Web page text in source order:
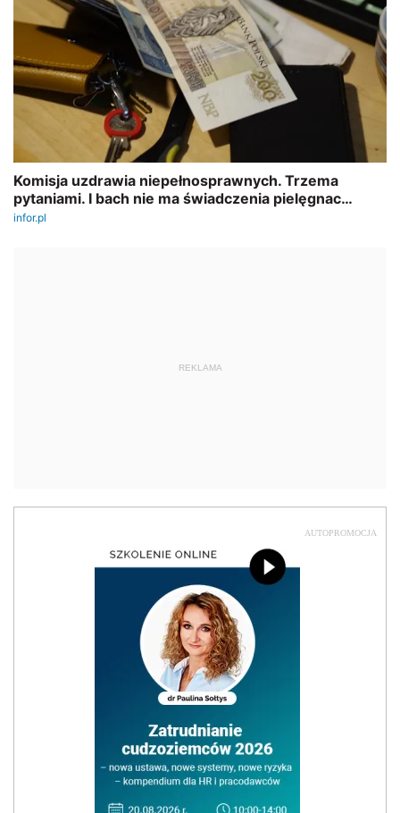
REKLAMA
AUTOPROMOCJA